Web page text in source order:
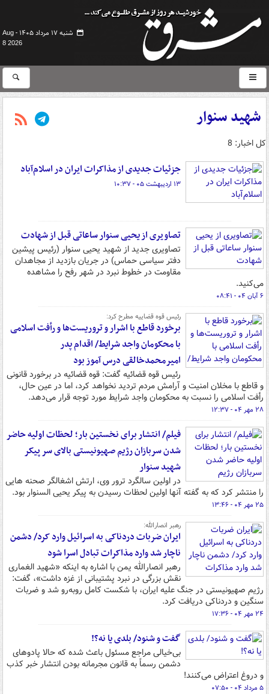
شنبه ۱۷ مرداد ۱۴۰۵ -
Aug
8 2026
شهید سنوار
کل اخبار: 8
جزئیات جدیدی از مذاکرات ایران در اسلام‌آباد
۱۳ اردیبهشت ۰۵ - ۱۰:۳۷
تصاویری از یحیی سنوار ساعاتی قبل از شهادت
تصاویری جدید از شهید یحیی سنوار (رئیس پیشین
دفتر سیاسی حماس) در جریان بازدید از مجاهدان
مقاومت در خطوط نبرد در شهر رفح را مشاهده
می‌کنید.
۶ آبان ۰۴ - ۰۸:۴۱
رئیس قوه قضاییه مطرح کرد:
برخورد قاطع با اشرار و تروریست‌ها و رأفت اسلامی
با محکومان واجد شرایط/ اقدام پدر
امیرمحمدخالقی درس آموز بود
رئیس قوه قضائیه گفت: قوه قضائیه در برخورد قانونی
و قاطع با مخلان امنیت و آرامش مردم تردید نخواهد کرد، اما در عین حال،
رأفت اسلامی را نسبت به محکومان واجد شرایط مورد توجه قرار می‌دهد.
۲۸ مهر ۰۴ - ۱۲:۳۷
فیلم/ انتشار برای نخستین بار؛ لحظات اولیه حاضر
شدن سربازان رژیم صهیونیستی بالای سر پیکر
شهید سنوار
در اولین سالگرد ترور وی، ارتش اشغالگر صحنه هایی
را منتشر کرد که به گفته آنها اولین لحظات رسیدن به پیکر یحیی السنوار بود.
۲۵ مهر ۰۴ - ۱۳:۴۶
رهبر انصارالله:
ایران ضربات دردناکی به اسرائیل وارد کرد/ دشمن
ناچار شد وارد مذاکرات تبادل اسرا شود
رهبر انصارالله یمن با اشاره به اینکه «شهید الغماری
نقش بزرگی در نبرد پشتیبانی از غزه داشت»، گفت:
رژیم صهیونیستی در جنگ علیه ایران، با شکست کامل روبه‌رو شد و ضربات
سنگین و دردناکی دریافت کرد.
۲۴ مهر ۰۴ - ۱۷:۳۶
گفت و شنود/ بلدی یا نه؟!
بی‌خیالی مراجع مسئول باعث شده که حالا پادوهای
دشمن رسماً به قانون مجرمانه بودن انتشار خبر کذب
و دروغ اعتراض می‌کنند!
۵ مرداد ۰۴ - ۰۷:۵۰